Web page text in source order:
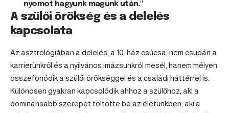
nyomot hagyunk magunk után."
A szülői örökség és a delelés
kapcsolata
Az asztrológiában a delelés, a 10. ház csúcsa, nem csupán a
karrierünkről és a nyilvános imázsunkról mesél, hanem mélyen
összefonódik a szülői örökséggel és a családi háttérrel is.
Különösen gyakran kapcsolódik ahhoz a szülőhöz, aki a
dominánsabb szerepet töltötte be az életünkben, aki a